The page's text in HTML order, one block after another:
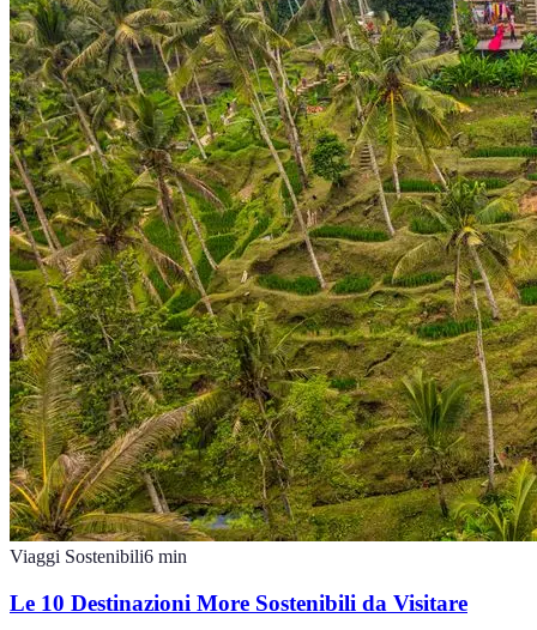
Viaggi Sostenibili6 min
Le 10 Destinazioni More Sostenibili da Visitare